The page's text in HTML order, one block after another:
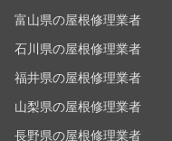
富山県の屋根修理業者
石川県の屋根修理業者
福井県の屋根修理業者
山梨県の屋根修理業者
長野県の屋根修理業者